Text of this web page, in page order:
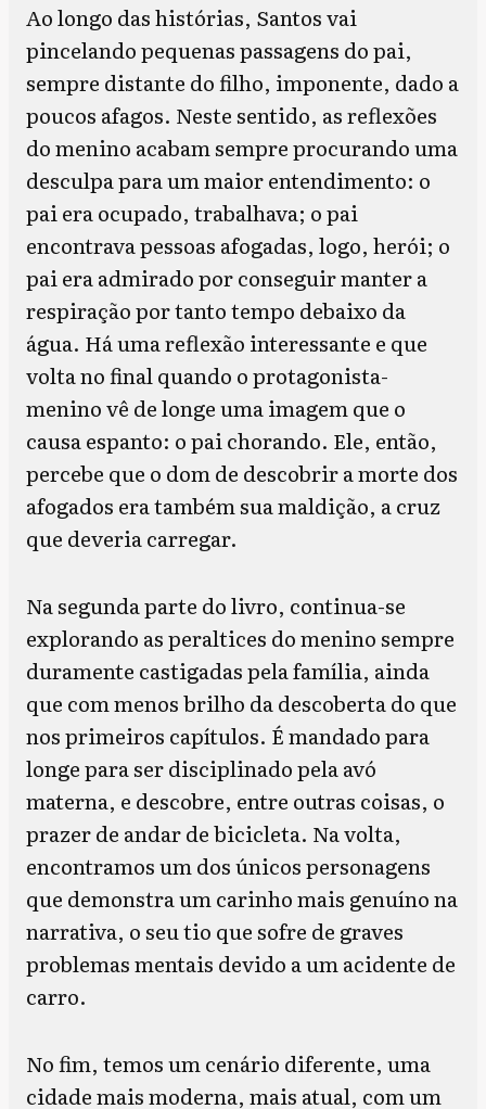
Ao longo das histórias, Santos vai
pincelando pequenas passagens do pai,
sempre distante do filho, imponente, dado a
poucos afagos. Neste sentido, as reflexões
do menino acabam sempre procurando uma
desculpa para um maior entendimento: o
pai era ocupado, trabalhava; o pai
encontrava pessoas afogadas, logo, herói; o
pai era admirado por conseguir manter a
respiração por tanto tempo debaixo da
água. Há uma reflexão interessante e que
volta no final quando o protagonista-
menino vê de longe uma imagem que o
causa espanto: o pai chorando. Ele, então,
percebe que o dom de descobrir a morte dos
afogados era também sua maldição, a cruz
que deveria carregar.
Na segunda parte do livro, continua-se
explorando as peraltices do menino sempre
duramente castigadas pela família, ainda
que com menos brilho da descoberta do que
nos primeiros capítulos. É mandado para
longe para ser disciplinado pela avó
materna, e descobre, entre outras coisas, o
prazer de andar de bicicleta. Na volta,
encontramos um dos únicos personagens
que demonstra um carinho mais genuíno na
narrativa, o seu tio que sofre de graves
problemas mentais devido a um acidente de
carro.
No fim, temos um cenário diferente, uma
cidade mais moderna, mais atual, com um